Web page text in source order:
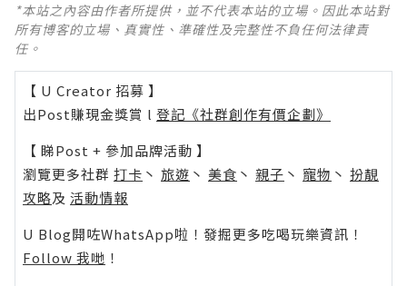
*本站之內容由作者所提供，並不代表本站的立場。因此本站對
所有博客的立場、真實性、準確性及完整性不負任何法律責
任。
【 U Creator 招募 】
出Post賺現金獎賞 l 登記《社群創作有價企劃》
【 睇Post + 參加品牌活動 】
瀏覽更多社群 打卡 丶 旅遊 丶 美食 丶 親子 丶 寵物 丶 扮靚
攻略及 活動情報
U Blog開咗WhatsApp啦！發掘更多吃喝玩樂資訊！
Follow 我哋 ！